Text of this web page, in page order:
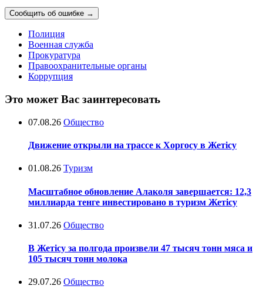
Сообщить об ошибке →
Полиция
Военная служба
Прокуратура
Правоохранительные органы
Коррупция
Это может Вас заинтересовать
07.08.26 Общество
Движение открыли на трассе к Хоргосу в Жетісу
01.08.26 Туризм
Масштабное обновление Алаколя завершается: 12,3
миллиарда тенге инвестировано в туризм Жетісу
31.07.26 Общество
В Жетісу за полгода произвели 47 тысяч тонн мяса и
105 тысяч тонн молока
29.07.26 Общество